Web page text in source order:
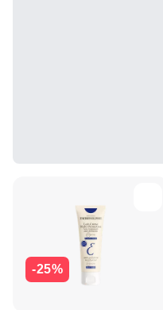
-25%